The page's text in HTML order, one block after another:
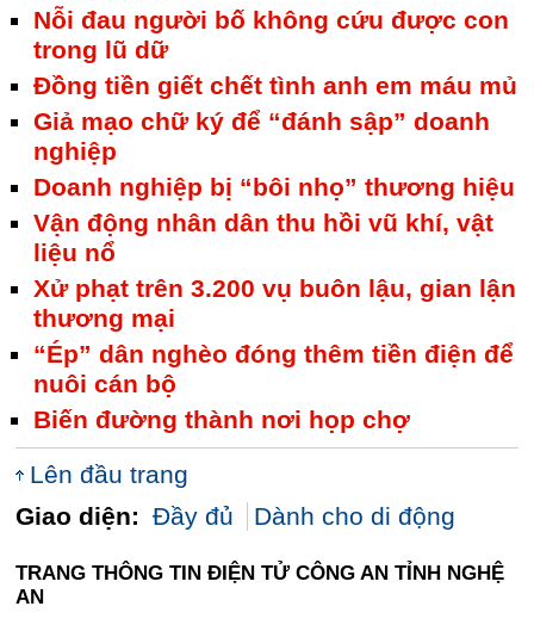
Nỗi đau người bố không cứu được con
trong lũ dữ
Đồng tiền giết chết tình anh em máu mủ
Giả mạo chữ ký để “đánh sập” doanh
nghiệp
Doanh nghiệp bị “bôi nhọ” thương hiệu
Vận động nhân dân thu hồi vũ khí, vật
liệu nổ
Xử phạt trên 3.200 vụ buôn lậu, gian lận
thương mại
“Ép” dân nghèo đóng thêm tiền điện để
nuôi cán bộ
Biến đường thành nơi họp chợ
Lên đầu trang
Giao diện: Đầy đủ Dành cho di động
TRANG THÔNG TIN ĐIỆN TỬ CÔNG AN TỈNH NGHỆ
AN